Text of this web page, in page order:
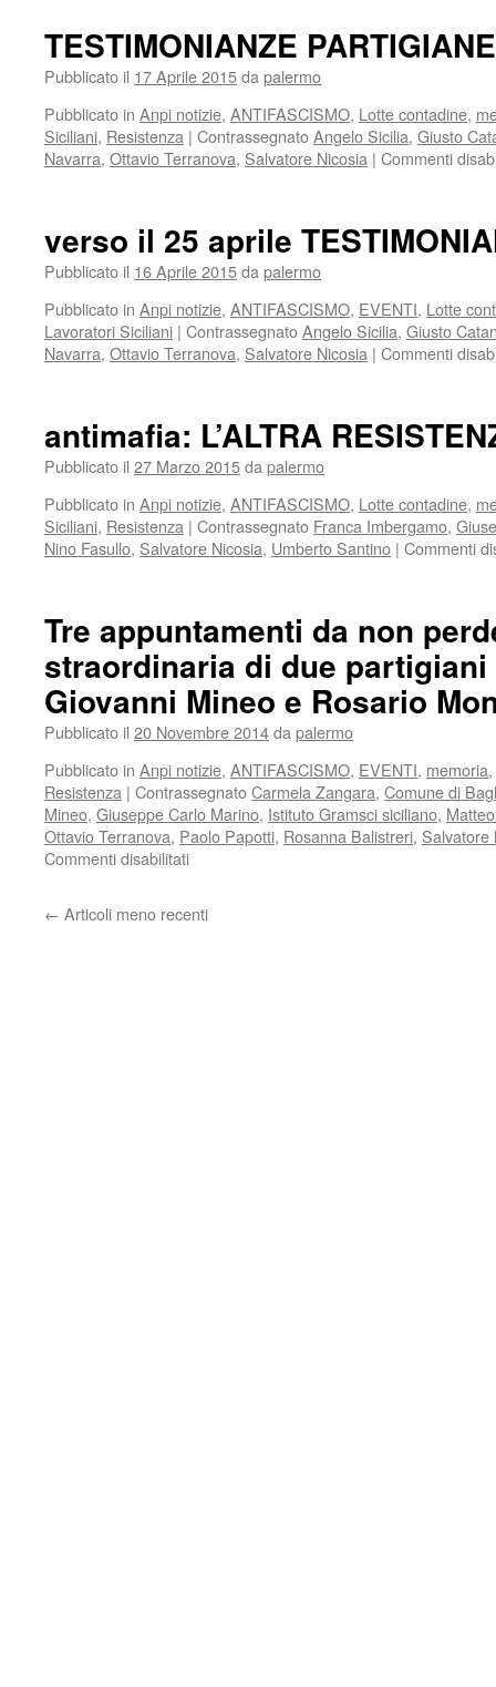
TESTIMONIANZE PARTIGIANE
Pubblicato il 17 Aprile 2015da palermo
Pubblicato in Anpi notizie, ANTIFASCISMO, Lotte contadine,
Siciliani, Resistenza | ContrassegnatoAngelo Sicilia, Giusto
Navarra, Ottavio Terranova, Salvatore Nicosia | Commenti
verso il 25 aprile
Pubblicato il 16 Aprile 2015da palermo
Pubblicato in Anpi notizie, ANTIFASCISMO, EVENTI, Lotte
Lavoratori Siciliani | ContrassegnatoAngelo Sicilia, Giusto
Navarra, Ottavio Terranova, Salvatore Nicosia | Commenti
antimafia: L’ALTRA
Pubblicato il 27 Marzo 2015da palermo
Pubblicato in Anpi notizie, ANTIFASCISMO, Lotte contadine,
Siciliani, Resistenza | Contrassegnato Franca Imbergamo,
Nino Fasullo, Salvatore Nicosia, Umberto Santino | Commenti
Tre appuntamenti da non
straordinaria di due
Giovanni Mineo e Rosario
Pubblicato il 20 Novembre 2014da palermo
Pubblicato in Anpi notizie, ANTIFASCISMO, EVENTI, memoria,
Resistenza | ContrassegnatoCarmela Zangara, Comune di
Mineo, Giuseppe Carlo Marino, Istituto Gramsci siciliano,
Ottavio Terranova, Paolo Papotti, Rosanna Balistreri, Salvatore
Commenti disabilitatisu
da
← Articoli meno recenti